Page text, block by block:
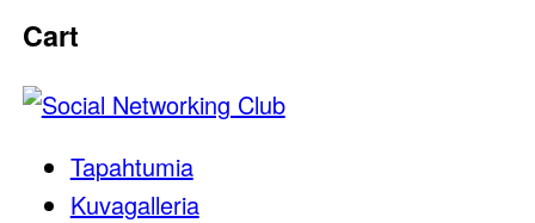
Cart
Tapahtumia
Kuvagalleria